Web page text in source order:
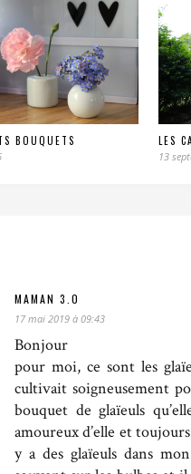
BOUQUETS LES
13
MAMAN 3.0
17 mai 2019 à 09:43
Bonjour
pour moi, ce sont les
cultivait soigneusement
bouquet de glaïeuls
amoureux d’elle et
y a des glaïeuls dans